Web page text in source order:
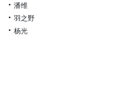
潘维
羽之野
杨光